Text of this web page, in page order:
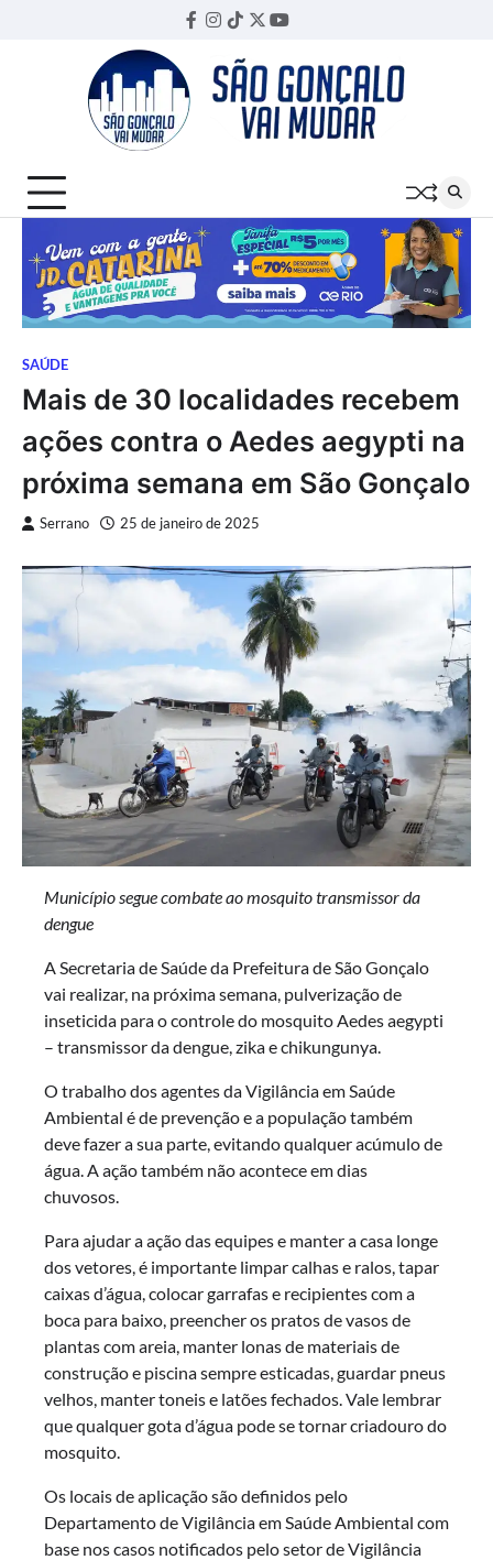
Facebook
Instagram
TikTok
TwitterYouTube
SAÚDE
Mais de 30 localidades recebem
ações contra o Aedes aegypti na
próxima semana em São Gonçalo
Serrano 25 de janeiro de 2025
Município segue combate ao mosquito transmissor da
dengue
A Secretaria de Saúde da Prefeitura de São Gonçalo
vai realizar, na próxima semana, pulverização de
inseticida para o controle do mosquito Aedes aegypti
– transmissor da dengue, zika e chikungunya.
O trabalho dos agentes da Vigilância em Saúde
Ambiental é de prevenção e a população também
deve fazer a sua parte, evitando qualquer acúmulo de
água. A ação também não acontece em dias
chuvosos.
Para ajudar a ação das equipes e manter a casa longe
dos vetores, é importante limpar calhas e ralos, tapar
caixas d’água, colocar garrafas e recipientes com a
boca para baixo, preencher os pratos de vasos de
plantas com areia, manter lonas de materiais de
construção e piscina sempre esticadas, guardar pneus
velhos, manter toneis e latões fechados. Vale lembrar
que qualquer gota d’água pode se tornar criadouro do
mosquito.
Os locais de aplicação são definidos pelo
Departamento de Vigilância em Saúde Ambiental com
base nos casos notificados pelo setor de Vigilância